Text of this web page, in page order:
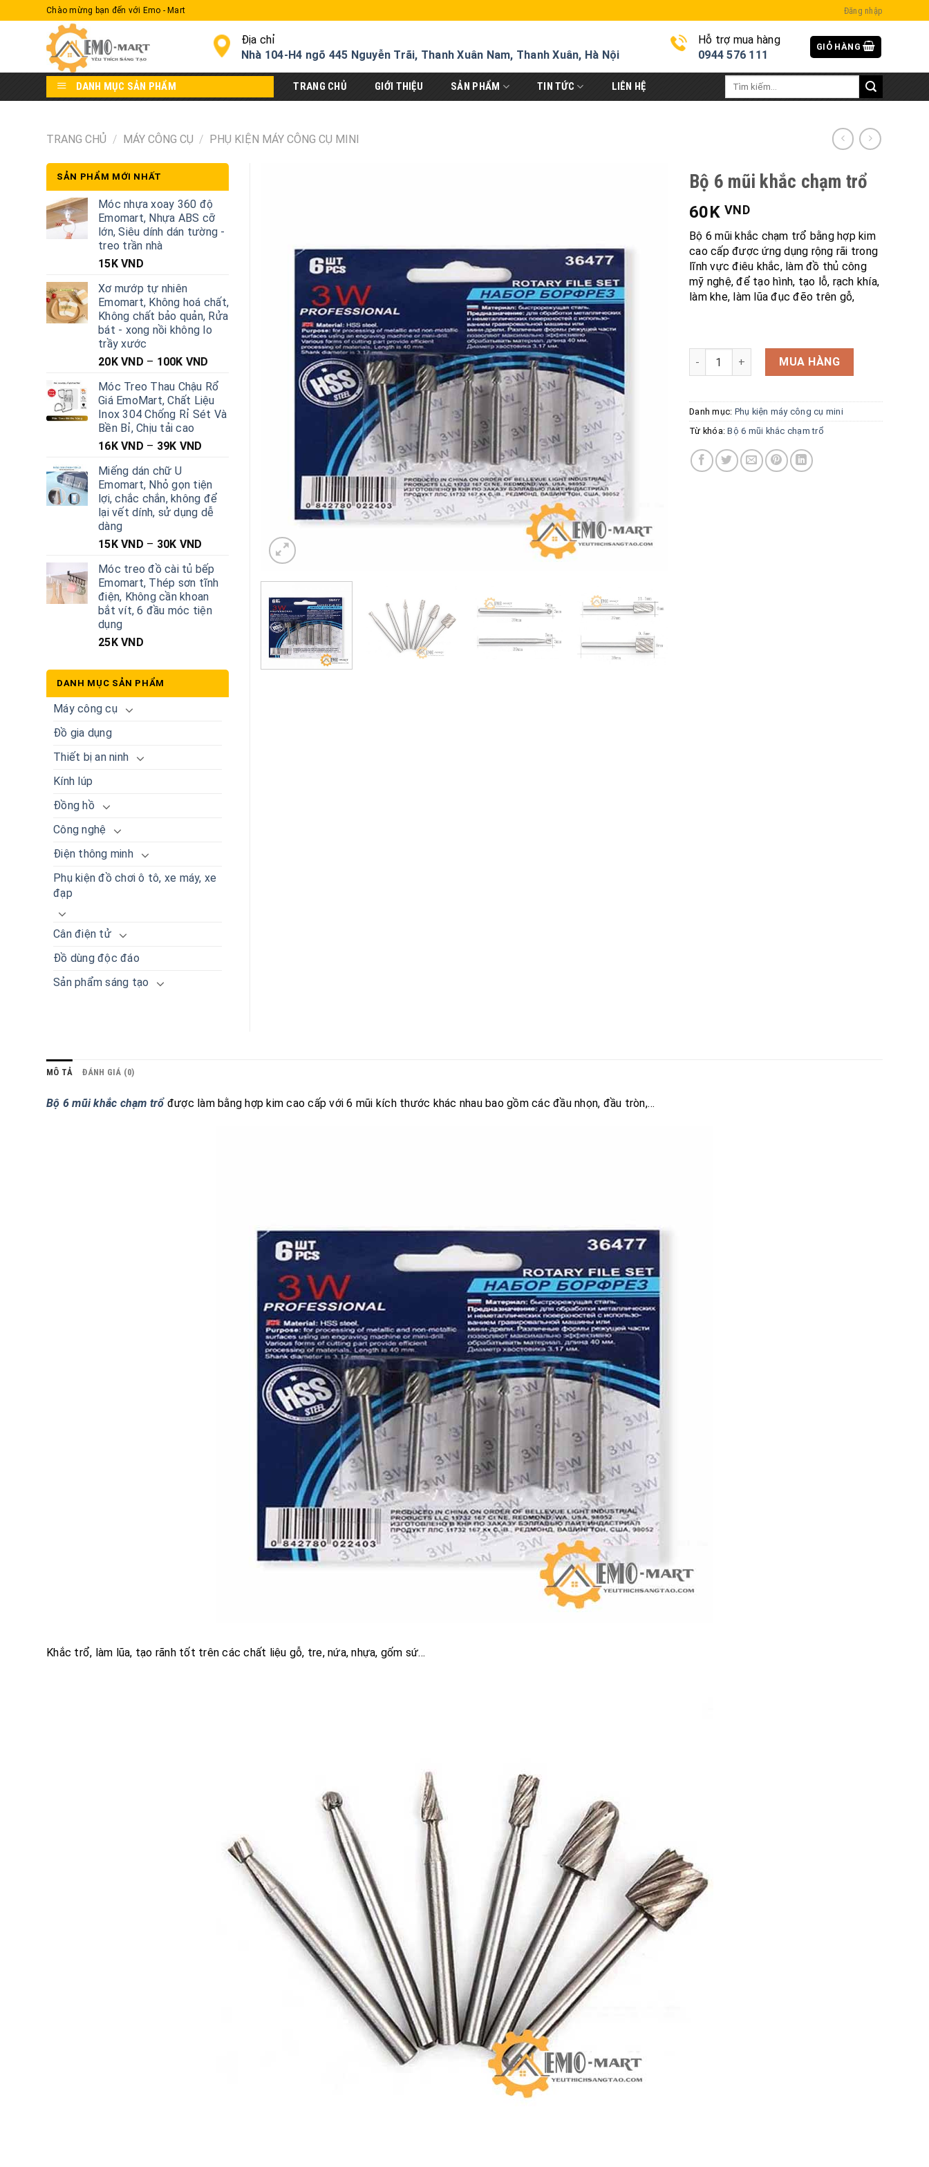
to
Chào mừng bạn đến với Emo - Mart Đăng nhập
Địa chỉ
Nhà 104-H4 ngõ 445 Nguyễn Trãi, Thanh Xuân Nam, Thanh Xuân, Hà Nội
Hỗ trợ mua hàng
0944 576 111
GIỎ HÀNG
DANH MỤC SẢN PHẨM TRANG CHỦ GIỚI THIỆU SẢN PHẨM TIN TỨC LIÊN HỆ
kiếm:
TRANG CHỦ / MÁY CÔNG CỤ / PHỤ KIỆN MÁY CÔNG CỤ MINI
Bộ 6 mũi khắc chạm trổ
60K VND
Bộ 6 mũi khắc chạm trổ bằng hợp kim
cao cấp được ứng dụng rộng rãi trong
lĩnh vực điêu khắc, làm đồ thủ công
mỹ nghệ, để tạo hình, tạo lỗ, rạch khía,
làm khe, làm lũa đục đẽo trên gỗ,
Bộ 6 mũi khắc chạm trổ số lượng
MUA HÀNG
Danh mục: Phụ kiện máy công cụ mini
Từ khóa:Bộ 6 mũi khắc chạm trổ
SẢN PHẨM MỚI NHẤT
Móc nhựa xoay 360 độ
Emomart, Nhựa ABS cỡ
lớn, Siêu dính dán tường -
treo trần nhà
15K VND
Xơ mướp tự nhiên
Emomart, Không hoá chất,
Không chất bảo quản, Rửa
bát - xong nồi không lo
trầy xước
20K VND – 100K VND
Móc Treo Thau Chậu Rổ
Giá EmoMart, Chất Liệu
Inox 304 Chống Rỉ Sét Và
Bền Bỉ, Chịu tải cao
16K VND – 39K VND
Miếng dán chữ U
Emomart, Nhỏ gọn tiện
lợi, chắc chắn, không để
lại vết dính, sử dụng dễ
dàng
15K VND – 30K VND
Móc treo đồ cài tủ bếp
Emomart, Thép sơn tĩnh
điện, Không cần khoan
bắt vít, 6 đầu móc tiện
dụng
25K VND
DANH MỤC SẢN PHẨM
Máy công cụ
Đồ gia dụng
Thiết bị an ninh
Kính lúp
Đồng hồ
Công nghệ
Điện thông minh
Phụ kiện đồ chơi ô tô, xe máy, xe
đạp
Cân điện tử
Đồ dùng độc đáo
Sản phẩm sáng tạo
MÔ TẢ ĐÁNH GIÁ (0)
Bộ 6 mũi khắc chạm trổđược làm bằng hợp kim cao cấp với 6 mũi kích thước khác nhau bao gồm các đầu nhọn, đầu tròn,…
Khắc trổ, làm lũa, tạo rãnh tốt trên các chất liệu gỗ, tre, nứa, nhựa, gốm sứ…